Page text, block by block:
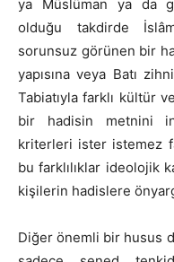
ya Müslüman ya da
olduğu takdirde
sorunsuz görünen bir
yapısına veya Batı
Tabiatıyla farklı kültür
bir hadisin metnini
kriterleri ister istemez
bu farklılıklar ideolojik
kişilerin hadislere
Diğer önemli bir husus